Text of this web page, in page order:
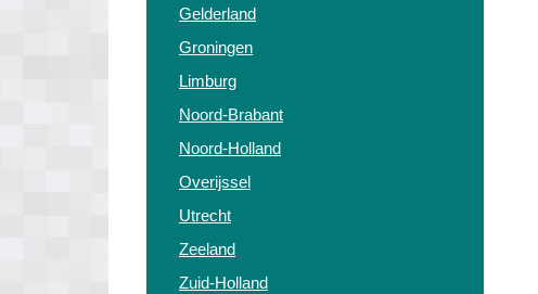
Gelderland
Groningen
Limburg
Noord-Brabant
Noord-Holland
Overijssel
Utrecht
Zeeland
Zuid-Holland